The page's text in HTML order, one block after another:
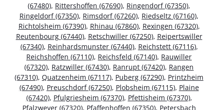
(67480), Rittershoffen (67690), Ringendorf (67350),
Ringeldorf (67350), Rimsdorf (67260), Riedseltz (67160),
Richtolsheim (67390), Rhinau (67860), Rexingen (67320),
Reutenbourg (67440), Retschwiller (67250), Reipertswiller
(67340), Reinhardsmunster (67440), Reichstett (67116),
Reichshoffen (67110), Reichsfeld (67140), Rauwiller
(67320), Ratzwiller (67430), Ranrupt (67420), Rangen
(67310), Quatzenheim (67117), Puberg (67290), Printzheim
(67490), Preuschdorf (67250), Plobsheim (67115), Plaine
(67420), Pfulgriesheim (67370), Pfettisheim (67370),
Pfalzweyer (67320), Pfaffenhoffen (67350), Petersbach